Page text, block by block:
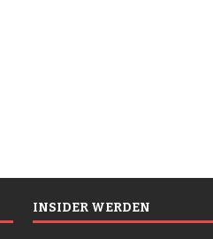
INSIDER WERDEN